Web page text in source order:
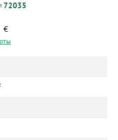
72035
€